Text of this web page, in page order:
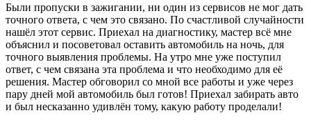
Были пропуски в зажигании, ни один из сервисов не мог дать
точного ответа, с чем это связано. По счастливой случайности
нашёл этот сервис. Приехал на диагностику, мастер всё мне
объяснил и посоветовал оставить автомобиль на ночь, для
точного выявления проблемы. На утро мне уже поступил
ответ, с чем связана эта проблема и что необходимо для её
решения. Мастер обговорил со мной все работы и уже через
пару дней мой автомобиль был готов! Приехал забирать авто
и был несказанно удивлён тому, какую работу проделали!